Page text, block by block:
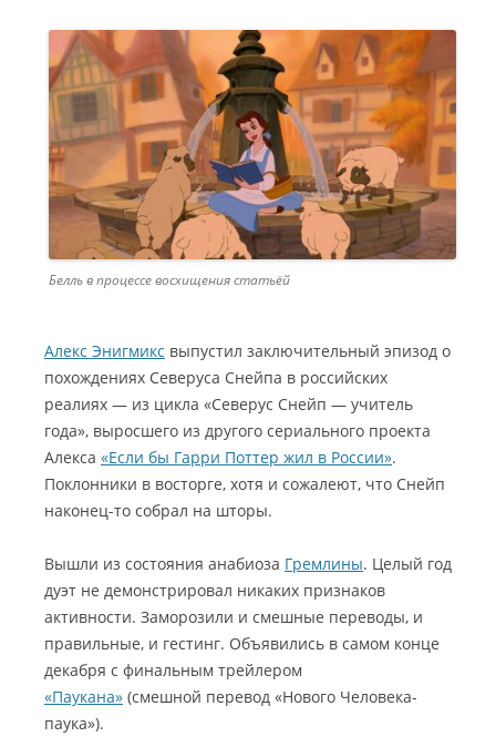
Белль в процессе восхищения статьёй
Алекс Энигмикс выпустил заключительный эпизод о
похождениях Северуса Снейпа в российских
реалиях — из цикла «Северус Снейп — учитель
года», выросшего из другого сериального проекта
Алекса «Если бы Гарри Поттер жил в России».
Поклонники в восторге, хотя и сожалеют, что Снейп
наконец-то собрал на шторы.
Вышли из состояния анабиоза Гремлины. Целый год
дуэт не демонстрировал никаких признаков
активности. Заморозили и смешные переводы, и
правильные, и гестинг. Объявились в самом конце
декабря с финальным трейлером
«Паукана» (смешной перевод «Нового Человека-
паука»).